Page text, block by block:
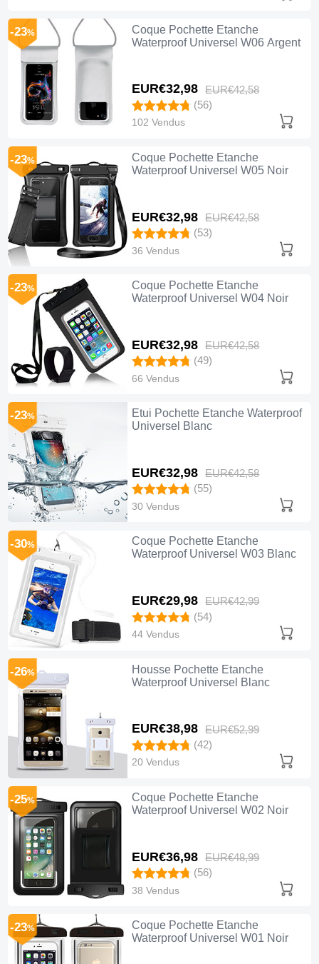
Coque Pochette Etanche
Waterproof Universel W06 Argent
EUR€32,98 EUR€42,58
-23%
(56)
102 Vendus
Coque Pochette Etanche
Waterproof Universel W05 Noir
EUR€32,98 EUR€42,58
-23%
(53)
36 Vendus
Coque Pochette Etanche
Waterproof Universel W04 Noir
EUR€32,98 EUR€42,58
-23%
(49)
66 Vendus
Etui Pochette Etanche Waterproof
Universel Blanc
EUR€32,98 EUR€42,58
-23%
(55)
30 Vendus
Coque Pochette Etanche
Waterproof Universel W03 Blanc
EUR€29,98 EUR€42,99
-30%
(54)
44 Vendus
Housse Pochette Etanche
Waterproof Universel Blanc
EUR€38,98 EUR€52,99
-26%
(42)
20 Vendus
Coque Pochette Etanche
Waterproof Universel W02 Noir
EUR€36,98 EUR€48,99
-25%
(56)
38 Vendus
Coque Pochette Etanche
Waterproof Universel W01 Noir
-23%